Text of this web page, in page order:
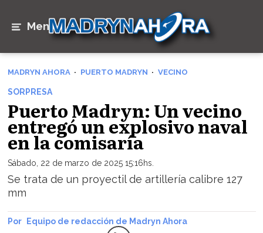
Menú
MADRYN AHORA PUERTO MADRYN VECINO
SORPRESA
Puerto Madryn: Un vecino
entregó un explosivo naval
en la comisaría
Sábado, 22 de marzo de 2025 15:16hs.
Se trata de un proyectil de artillería calibre 127
mm
Equipo de redacción de Madryn Ahora